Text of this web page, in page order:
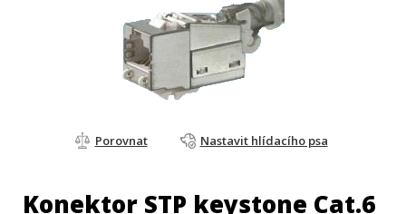
Porovnat Nastavit hlídacího psa
Konektor STP keystone Cat.6